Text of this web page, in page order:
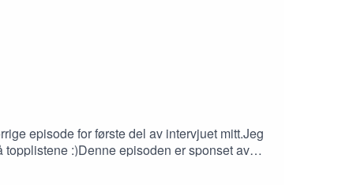
episode for første del av intervjuet mitt.Jeg
:)Denne episoden er sponset av